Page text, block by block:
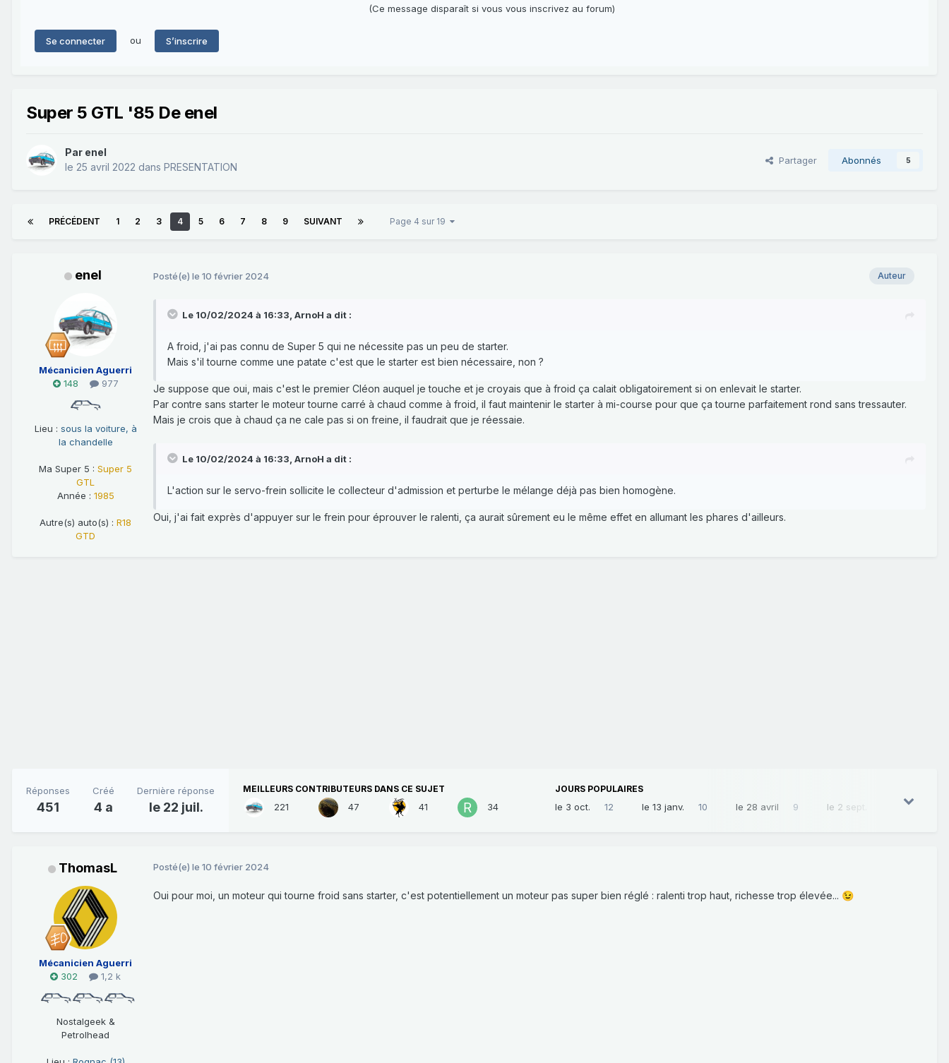
(Ce message disparaît si vous vous inscrivez au forum)
Se connecter ou S’inscrire
Super 5 GTL '85 De enel
Par enel
le 25 avril 2022 dans PRESENTATION
Partager Abonnés 5
PRÉCÉDENT 1 2 3 4 5 6 7 8 9 SUIVANT Page 4 sur 19
enel
Mécanicien Aguerri
148
977
Lieu : sous la voiture, à
la chandelle
Ma Super 5 : Super 5
GTL
Année : 1985
Autre(s) auto(s) : R18
GTD
Auteur
Posté(e) le 10 février 2024
Le 10/02/2024 à 16:33, ArnoH a dit :
A froid, j'ai pas connu de Super 5 qui ne nécessite pas un peu de starter.
Mais s'il tourne comme une patate c'est que le starter est bien nécessaire, non ?
Je suppose que oui, mais c'est le premier Cléon auquel je touche et je croyais que à froid ça calait obligatoirement si on enlevait le starter.
Par contre sans starter le moteur tourne carré à chaud comme à froid, il faut maintenir le starter à mi-course pour que ça tourne parfaitement rond sans tressauter.
Mais je crois que à chaud ça ne cale pas si on freine, il faudrait que je réessaie.
Le 10/02/2024 à 16:33, ArnoH a dit :
L'action sur le servo-frein sollicite le collecteur d'admission et perturbe le mélange déjà pas bien homogène.
Oui, j'ai fait exprès d'appuyer sur le frein pour éprouver le ralenti, ça aurait sûrement eu le même effet en allumant les phares d'ailleurs.
Réponses
451
Créé
4 a
Dernière réponse
le 22 juil.
MEILLEURS CONTRIBUTEURS DANS CE SUJET
221 47 41 34
JOURS POPULAIRES
le 3 oct. 12 le 13 janv. 10 le 28 avril 9 le 2 sept.
ThomasL
Mécanicien Aguerri
302
1,2 k
Nostalgeek &
Petrolhead
Posté(e) le 10 février 2024
Oui pour moi, un moteur qui tourne froid sans starter, c'est potentiellement un moteur pas super bien réglé : ralenti trop haut, richesse trop élevée... 😉